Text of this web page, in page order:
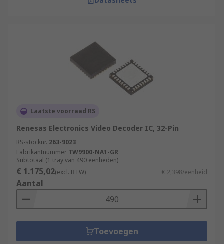
Laatste voorraad RS
Renesas Electronics Video Decoder IC, 32-Pin
RS-stocknr. 263-9023
Fabrikantnummer TW9900-NA1-GR
Subtotaal (1 tray van 490 eenheden)
€ 1.175,02(excl. BTW) € 2,398/eenheid
Aantal
Toevoegen